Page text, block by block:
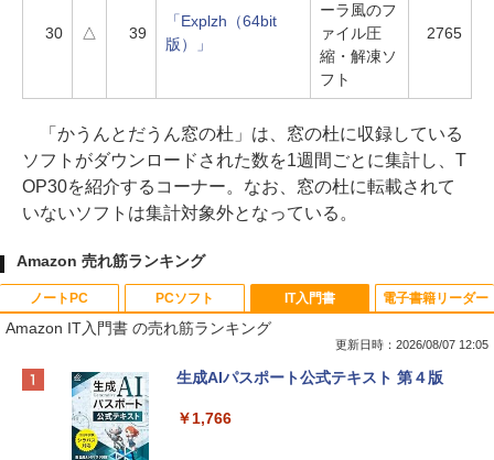
30 △ 39
「Explzh（64bit
版）」
ーラ風のフ
ァイル圧
縮・解凍ソ
フト
2765
「かうんとだうん窓の杜」は、窓の杜に収録している
ソフトがダウンロードされた数を1週間ごとに集計し、T
OP30を紹介するコーナー。なお、窓の杜に転載されて
いないソフトは集計対象外となっている。
Amazon 売れ筋ランキング
ノートPC
Apple 2026 MacBook Neo A18 Proチッ
e Intelligence、Liquid Retinaディスプ
PCソフト
Robloxギフトカード - 800 Robux 【限
インゲームコード】 ロブロックス | オン
IT入門書
Amazon IT入門書 の売れ筋ランキング
更新日時：2026/08/07 12:05
生成AIパスポート公式テキスト 第４版
￥1,766
電子書籍リーダー